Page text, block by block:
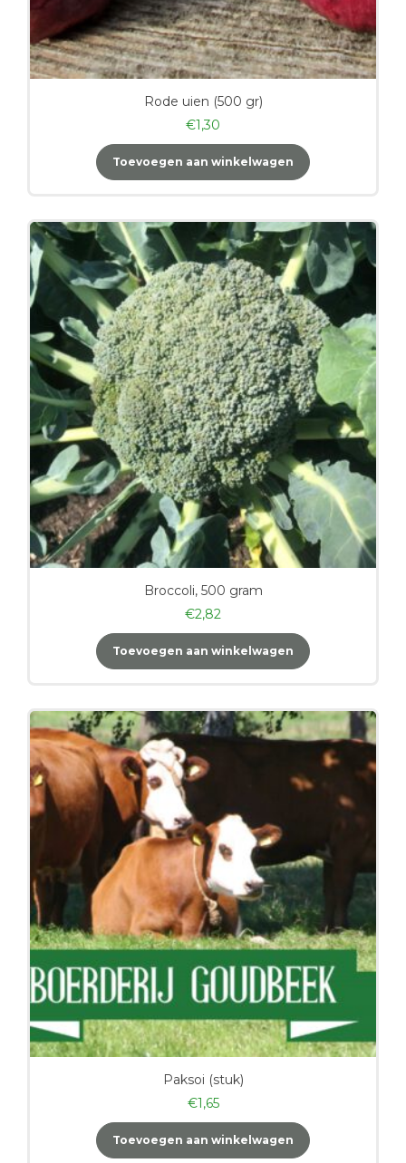
Rode uien (500 gr)
€1,30
Toevoegen aan winkelwagen
Broccoli, 500 gram
€2,82
Toevoegen aan winkelwagen
Paksoi (stuk)
€1,65
Toevoegen aan winkelwagen